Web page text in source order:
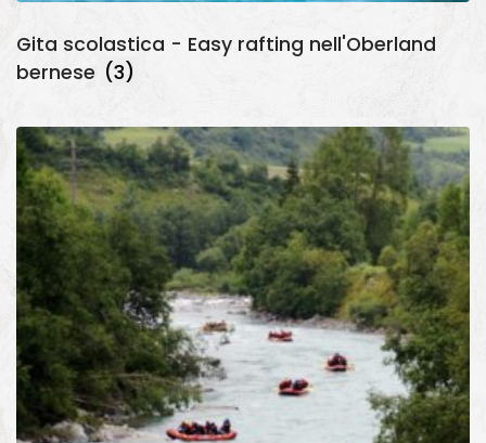
Gita scolastica - Easy rafting nell'Oberland
bernese (3)